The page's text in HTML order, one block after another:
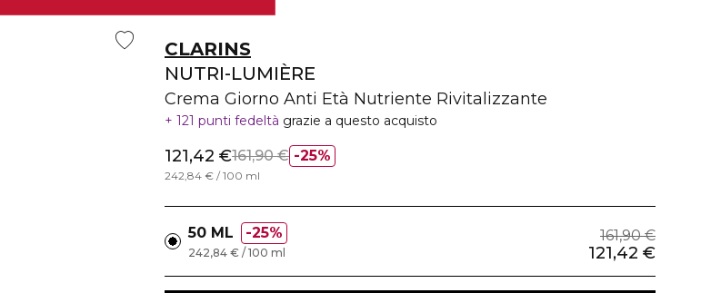
CLARINS
NUTRI-LUMIÈRE
Crema Giorno Anti Età Nutriente Rivitalizzante
121 punti fedeltà grazie a questo acquisto
25%
121,42 €161,90 €
242,84 € / 100 ml
50 ML 25% 161,90 €
121,42 €
242,84 € / 100 ml